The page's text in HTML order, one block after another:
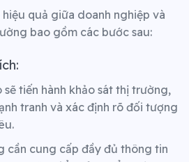
quả giữa doanh nghiệp và
bao gồm các bước sau:
tiến hành khảo sát thị trường,
tranh và xác định rõ đối tượng
cần cung cấp đầy đủ thông tin